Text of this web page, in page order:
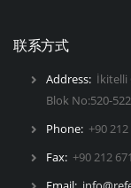
联系方式
Address: İkitelli
Blok No:520-
Phone: +90 212
Fax: +90 212